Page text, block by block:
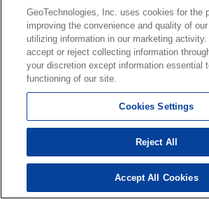
仏光寺通西洞院東入菅大臣町 (1)
加茂川筋上ノ口下る菊屋町 (1)
仏光寺通堀川東入喜吉町 (3) 検索結果を見る
GeoTechnologies, Inc. uses cookies for the
improving the convenience and quality of
utilizing information in our marketing activity.
accept or reject collecting information
your discretion except information essential
functioning of our site.
Cookies Settings
Reject All
Accept All Cookies